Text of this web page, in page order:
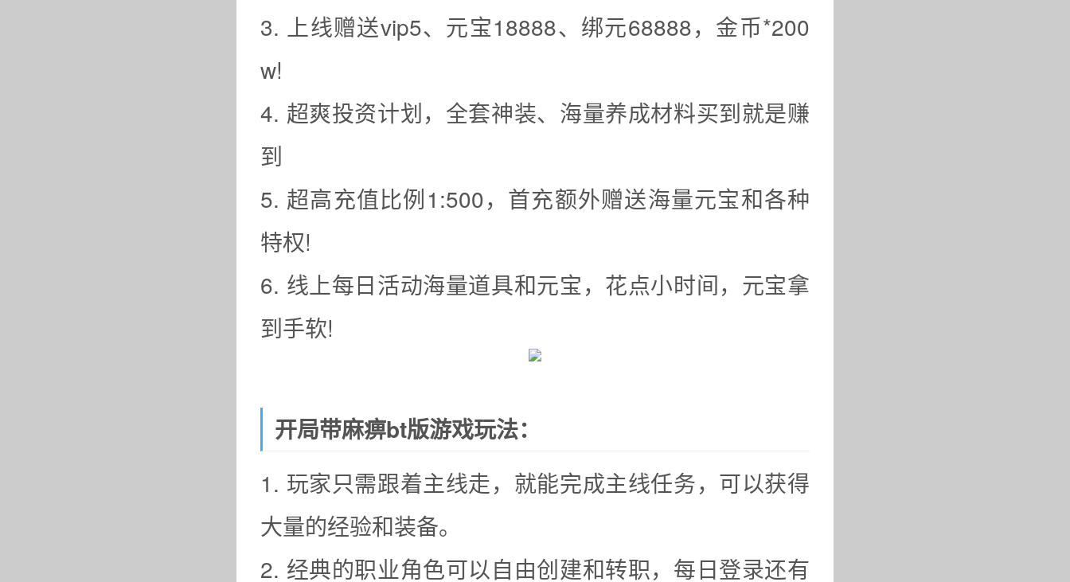
3. 上线赠送vip5、元宝18888、绑元68888，金币*200
w!
4. 超爽投资计划，全套神装、海量养成材料买到就是赚
到
5. 超高充值比例1:500，首充额外赠送海量元宝和各种
特权!
6. 线上每日活动海量道具和元宝，花点小时间，元宝拿
到手软!
开局带麻痹bt版游戏玩法：
1. 玩家只需跟着主线走，就能完成主线任务，可以获得
大量的经验和装备。
2. 经典的职业角色可以自由创建和转职，每日登录还有